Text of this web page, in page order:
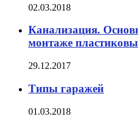
02.03.2018
Канализация.
монтаже
29.12.2017
Типы гаражей
01.03.2018